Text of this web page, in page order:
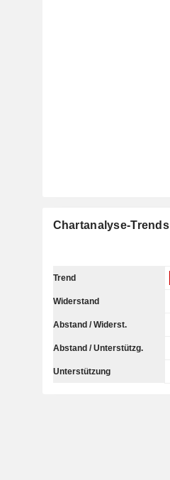
Chartanalyse-Trends
Trend
Widerstand
Abstand / Widerst.
Abstand / Unterstützg.
Unterstützung